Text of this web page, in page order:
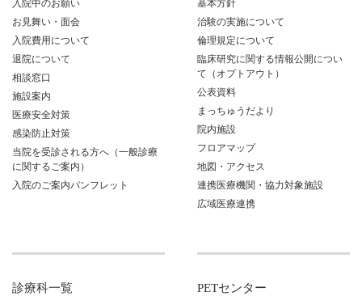
入院中のお願い
お見舞い・面会
入院費用について
退院について
相談窓口
施設案内
医療安全対策
感染防止対策
当院を受診される方へ（一般診療
に関するご案内）
入院のご案内パンフレット
基本方針
治験の実施について
倫理規定について
臨床研究に関する情報公開につい
て（オプトアウト）
公表資料
まっちゅうだより
院内施設
フロアマップ
地図・アクセス
連携医療機関・協力対象施設
広域医療連携
診療科一覧 PETセンター